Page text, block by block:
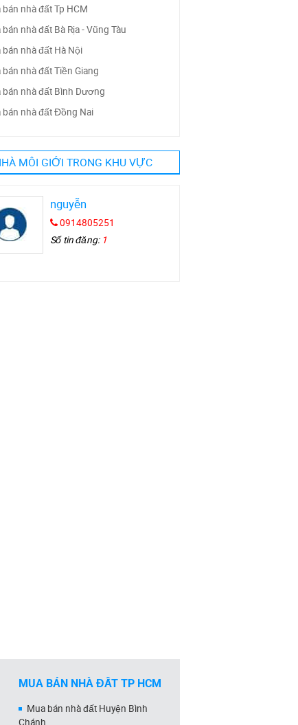
bán nhà đất Tp HCM
bán nhà đất Bà Rịa - Vũng Tàu
bán nhà đất Hà Nội
bán nhà đất Tiền Giang
bán nhà đất Bình Dương
bán nhà đất Đồng Nai
MÔI GIỚI TRONG KHU VỰC
nguyễn
0914805251
Số tin đăng: 1
MUA BÁN NHÀ ĐẤT TP HCM
Mua bán nhà đất Huyện Bình
Chánh